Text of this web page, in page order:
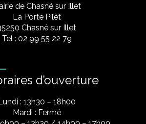
de Chasné sur Illet
La Porte Pilet
Chasné sur Illet
Tel : 02 99 55 22 79
d’ouverture
: 13h30 – 18h00
Mardi : Fermé